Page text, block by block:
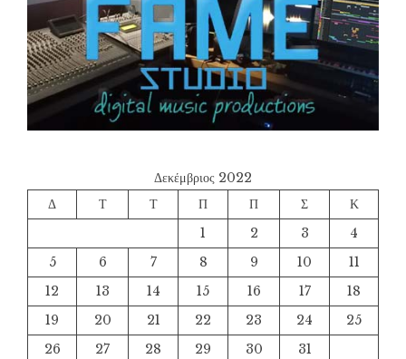
Δεκέμβριος 2022
Δ
Τ Τ Π Π Σ
Κ
1
2 3
4
5
6 7 8 9 10
11
12
13 14 15 16 17
18
19
20 21 22 23 24
25
26
27 28 29 30 31